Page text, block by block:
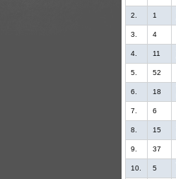
2.
1
3.
4
4.
11
5.
52
6.
18
7.
6
8.
15
9.
37
10.
5